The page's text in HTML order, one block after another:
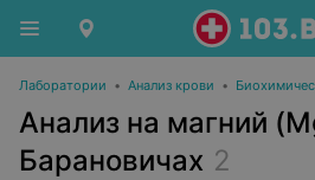
Лаборатории • Анализ крови •
Анализ на магний
Барановичах 2